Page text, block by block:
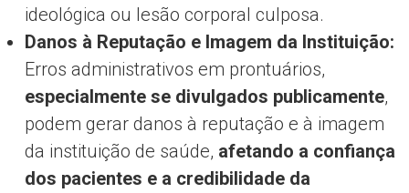
ideológica ou lesão corporal culposa.
Danos à Reputação e Imagem da Instituição:
Erros administrativos em prontuários,
especialmente se divulgados publicamente,
podem gerar danos à reputação e à imagem
da instituição de saúde, afetando a confiança
dos pacientes e a credibilidade da